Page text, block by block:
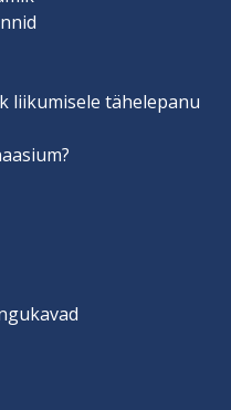
liikumisele tähelepanu